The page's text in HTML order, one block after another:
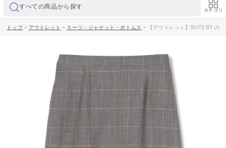
すべての商品から探す カテゴリ
トップ> アウトレット > スーツ・ジャケット・ボトムス > 【アウトレット】SUITS BY